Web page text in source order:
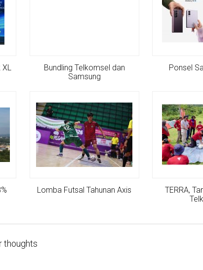
XL
Bundling Telkomsel dan
Samsung
Ponsel
Lomba Futsal Tahunan Axis
TERRA,
thoughts